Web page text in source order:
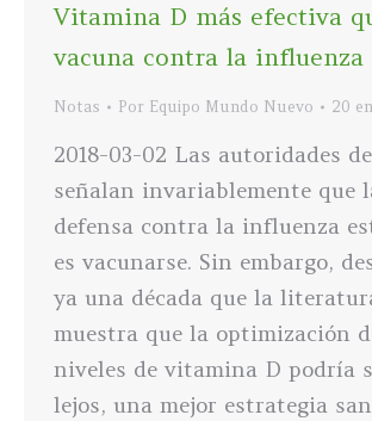
Vitamina D más efectiva
vacuna contra la influenza
Notas Por Equipo Mundo Nuevo 20
2018-03-02 Las autoridades
señalan invariablemente que
defensa contra la influenza
es vacunarse. Sin embargo,
ya una década que la
muestra que la optimización
niveles de vitamina D podría
lejos, una mejor estrategia